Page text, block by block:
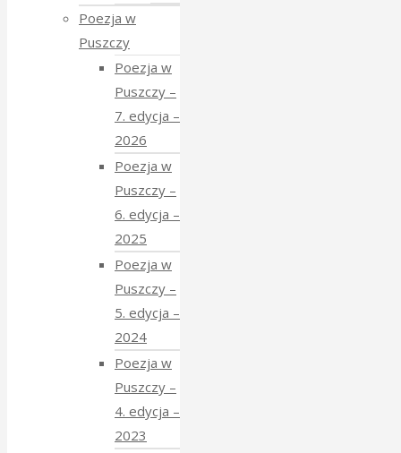
Poezja w
Puszczy
Poezja w
Puszczy –
7. edycja –
2026
Poezja w
Puszczy –
6. edycja –
2025
Poezja w
Puszczy –
5. edycja –
2024
Poezja w
Puszczy –
4. edycja –
2023